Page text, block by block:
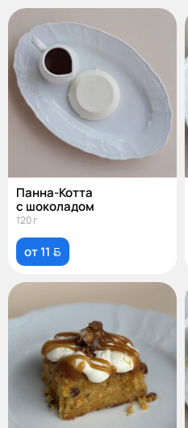
Панна-Котта
с шоколадом
120 г
от 11 